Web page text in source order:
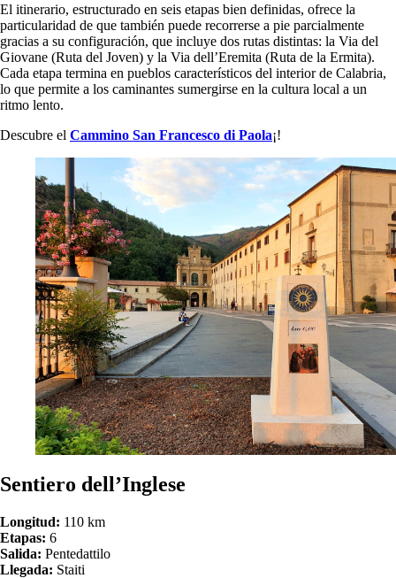
El itinerario, estructurado en seis etapas bien definidas, ofrece la
particularidad de que también puede recorrerse a pie parcialmente
gracias a su configuración, que incluye dos rutas distintas: la Via del
Giovane (Ruta del Joven) y la Via dell’Eremita (Ruta de la Ermita).
Cada etapa termina en pueblos característicos del interior de Calabria,
lo que permite a los caminantes sumergirse en la cultura local a un
ritmo lento.
Descubre el Cammino San Francesco di Paola¡!
Sentiero dell’Inglese
Longitud: 110 km
Etapas: 6
Salida: Pentedattilo
Llegada: Staiti